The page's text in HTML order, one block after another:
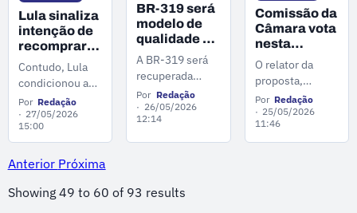
Lula sinaliza
intenção de
recomprar
refinaria da
Amazônia,
privatizada
no governo
Bolsonaro
Contudo, Lula
condicionou a
reestatização do
empreendimento
à oferta de um
"preço justo"
pela atual
Por Redação
27/05/2026
15:00
BR-319 será
modelo de
qualidade e
preservação
ambiental
para o
mundo, diz
Lula em
A BR-319 será
recuperada
como um
modelo de
qualidade e
preservação
Por Redação
26/05/2026
12:14
Comissão da
Câmara vota
nesta
segunda-
parecer
sobre fim da
escala 6X1
O relator da
proposta,
deputado Leo
Prates
(Republicanos-
BA), afirma que
Por Redação
25/05/2026
11:46
Anterior Próxima
Showing 49 to 60 of 93 results